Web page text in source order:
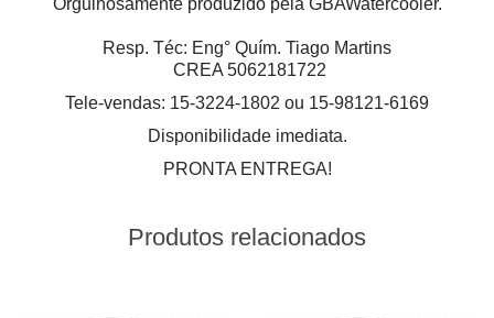
Orgulhosamente produzido pela GBAWatercooler.
Resp. Téc: Eng° Quím. Tiago Martins
CREA 5062181722
Tele-vendas: 15-3224-1802 ou 15-98121-6169
Disponibilidade imediata.
PRONTA ENTREGA!
Produtos relacionados